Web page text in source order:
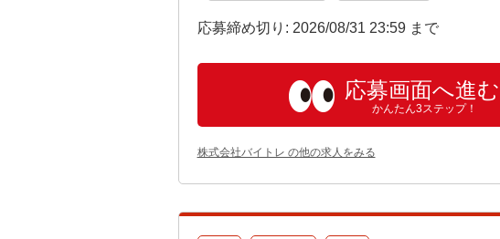
応募締め切り: 2026/08/31 23:59 まで
応募画面へ進む
かんたん3ステップ！
株式会社バイトレ の他の求人をみる